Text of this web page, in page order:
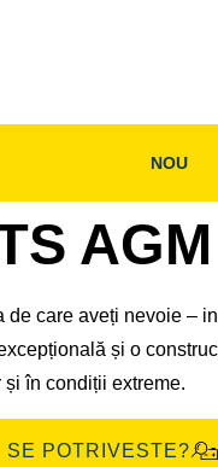
imagine
NOU
care aveți nevoie –
și o
și în condiții extreme.
SE POTRIVESTE?